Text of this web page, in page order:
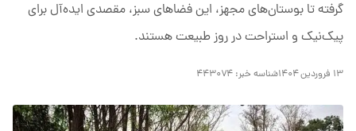
گرفته تا بوستان‌های مجهز، این فضاهای سبز، مقصدی ایده‌آل برای
پیک‌نیک و استراحت در روز طبیعت هستند.
۱۳ فروردین ۱۴۰۴ شناسه خبر: ۴۴۳۰۷۴